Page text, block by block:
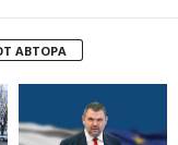
АВТОРА